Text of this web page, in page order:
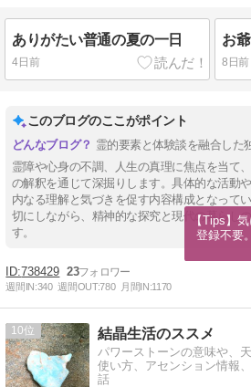
ありがたい普通の夏の一日
4日前
お
8日前
このブログのここがポイント
霊的要素と体験談を融合した
霊障や心身の不調、人生の真理に焦点を当て
の解釈を通じて深掘りします。具体的な活動
内なる理解と気づきを促す内容構成となって
切にしながら、精神的な探究と現代の暮らし
す。
738429 23
週間IN:340 週間OUT:780 月間IN:1170
10 結晶生活のススメ
パワーストーンの意味や、
使い方、アセンション情報
話
【Tips】
登録不要